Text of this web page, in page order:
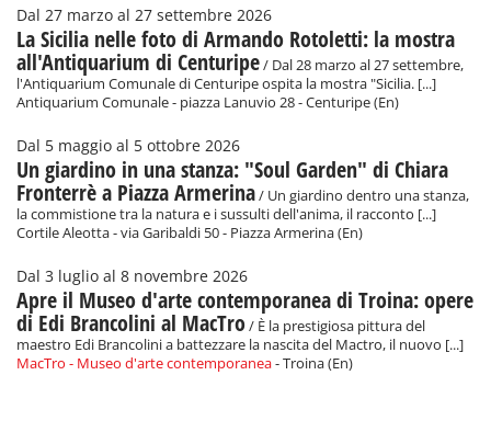
Dal 27 marzo al 27 settembre 2026
La Sicilia nelle foto di Armando Rotoletti: la mostra
all'Antiquarium di Centuripe/ Dal 28 marzo al 27 settembre,
l'Antiquarium Comunale di Centuripe ospita la mostra "Sicilia. [...]
Antiquarium Comunale - piazza Lanuvio 28 - Centuripe (En)
Dal 5 maggio al 5 ottobre 2026
Un giardino in una stanza: "Soul Garden" di Chiara
Fronterrè a Piazza Armerina/ Un giardino dentro una stanza,
la commistione tra la natura e i sussulti dell'anima, il racconto [...]
Cortile Aleotta - via Garibaldi 50 - Piazza Armerina (En)
Dal 3 luglio al 8 novembre 2026
Apre il Museo d'arte contemporanea di Troina: opere
di Edi Brancolini al MacTro/ È la prestigiosa pittura del
maestro Edi Brancolini a battezzare la nascita del Mactro, il nuovo [...]
MacTro - Museo d'arte contemporanea- Troina (En)